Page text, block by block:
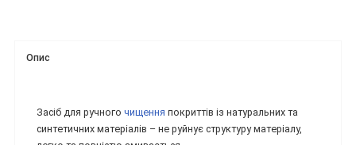
Опис
Засіб для ручного чищення покриттів із натуральних та
синтетичних матеріалів – не руйнує структуру матеріалу,